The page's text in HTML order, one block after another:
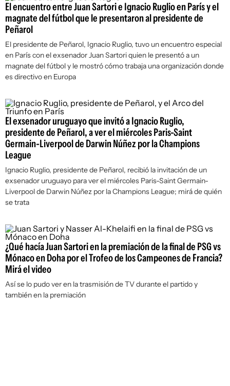
El encuentro entre Juan Sartori e Ignacio Ruglio en París y el
magnate del fútbol que le presentaron al presidente de
Peñarol
El presidente de Peñarol, Ignacio Ruglio, tuvo un encuentro especial
en París con el exsenador Juan Sartori quien le presentó a un
magnate del fútbol y le mostró cómo trabaja una organización donde
es directivo en Europa
El exsenador uruguayo que invitó a Ignacio Ruglio,
presidente de Peñarol, a ver el miércoles Paris-Saint
Germain-Liverpool de Darwin Núñez por la Champions
League
Ignacio Ruglio, presidente de Peñarol, recibió la invitación de un
exsenador uruguayo para ver el miércoles Paris-Saint Germain-
Liverpool de Darwin Núñez por la Champions League; mirá de quién
se trata
¿Qué hacía Juan Sartori en la premiación de la final de PSG vs
Mónaco en Doha por el Trofeo de los Campeones de Francia?
Mirá el video
Así se lo pudo ver en la trasmisión de TV durante el partido y
también en la premiación